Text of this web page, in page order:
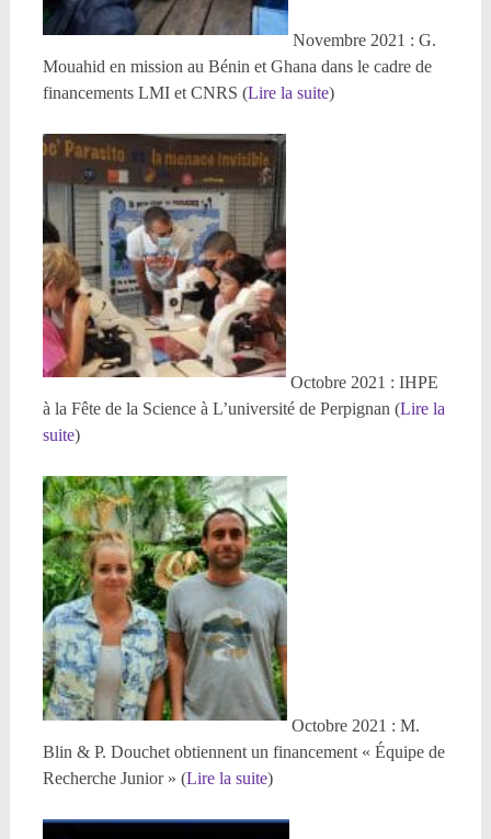
Novembre 2021 : G.
Mouahid en mission au Bénin et Ghana dans le cadre de
financements LMI et CNRS (Lire la suite)
Octobre 2021 : IHPE
à la Fête de la Science à L’université de Perpignan (Lire la
suite)
Octobre 2021 : M.
Blin & P. Douchet obtiennent un financement « Équipe de
Recherche Junior » (Lire la suite)